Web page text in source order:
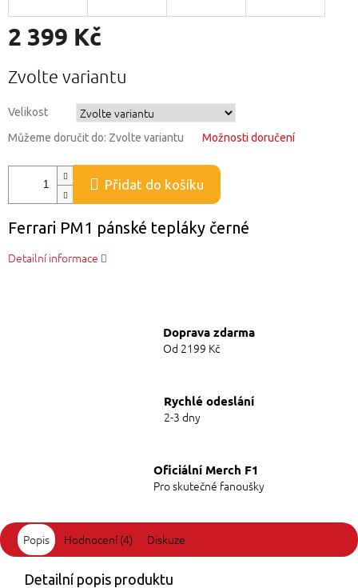
2 399 Kč
cena:
Zvolte variantu
Velikost
Můžeme doručit do: Zvolte variantu Možnosti doručení
Přidat do košíku
Ferrari PM1 pánské tepláky černé
Detailní informace
Doprava zdarma
Od 2199 Kč
Rychlé odeslání
2-3 dny
Oficiální Merch F1
Pro skutečné fanoušky
Popis Hodnocení (4) Diskuze
Detailní popis produktu